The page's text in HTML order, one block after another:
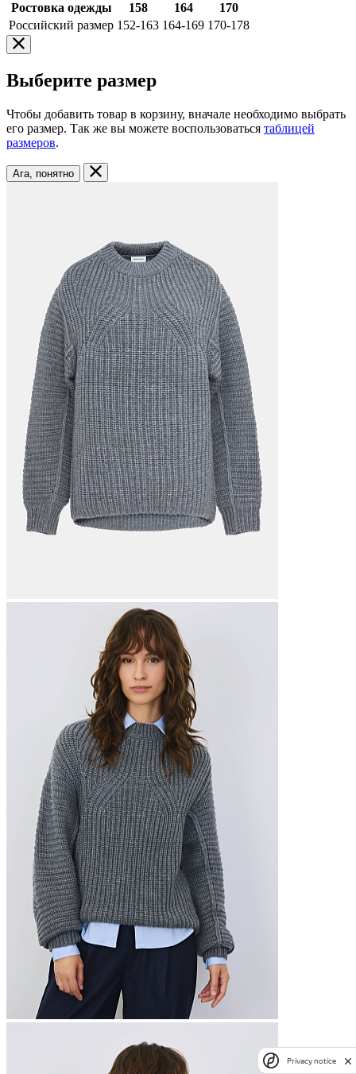
Ростовка одежды 158 164
170
Российский размер 152-163 164-169 170-178
Выберите размер
Чтобы добавить товар в корзину, вначале необходимо выбрать
его размер. Так же вы можете воспользоваться таблицей
размеров.
Ага, понятно
Privacy notice